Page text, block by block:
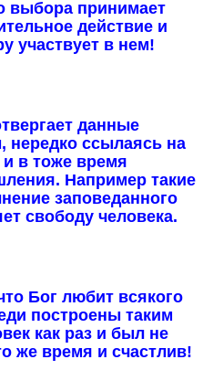
выбора принимает
действие и
участвует в нем!
данные
ссылаясь на
в тоже время
Например такие
заповеданного
свободу человека.
Бог любит всякого
построены таким
как раз и был не
же время и счастлив!